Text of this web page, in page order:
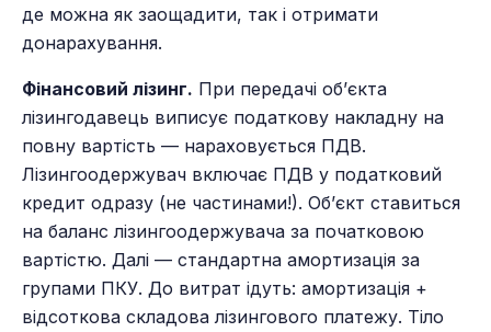
де можна як заощадити, так і отримати
донарахування.
Фінансовий лізинг. При передачі об’єкта
лізингодавець виписує податкову накладну на
повну вартість — нараховується ПДВ.
Лізингоодержувач включає ПДВ у податковий
кредит одразу (не частинами!). Об’єкт ставиться
на баланс лізингоодержувача за початковою
вартістю. Далі — стандартна амортизація за
групами ПКУ. До витрат ідуть: амортизація +
відсоткова складова лізингового платежу. Тіло